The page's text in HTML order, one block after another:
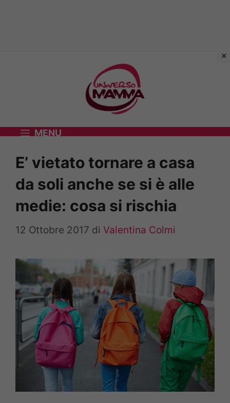
MENU
E’ vietato tornare a casa
da soli anche se si è alle
medie: cosa si rischia
12 Ottobre 2017 di Valentina Colmi